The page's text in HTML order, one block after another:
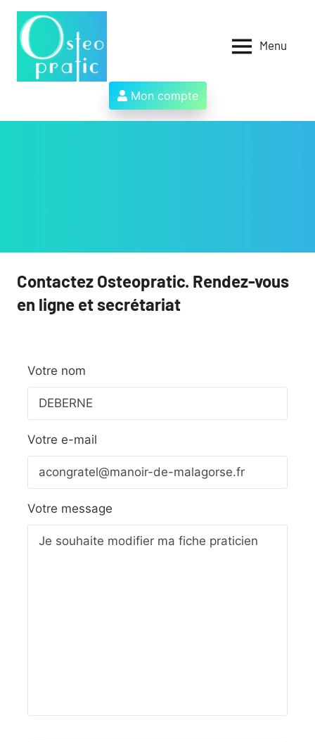
Aller
contenu
des
ostéopathes
et
Menu
Mon compte
Contactez Osteopratic. Rendez-vous
en ligne et secrétariat
Votre nom
Votre e-mail
Votre message